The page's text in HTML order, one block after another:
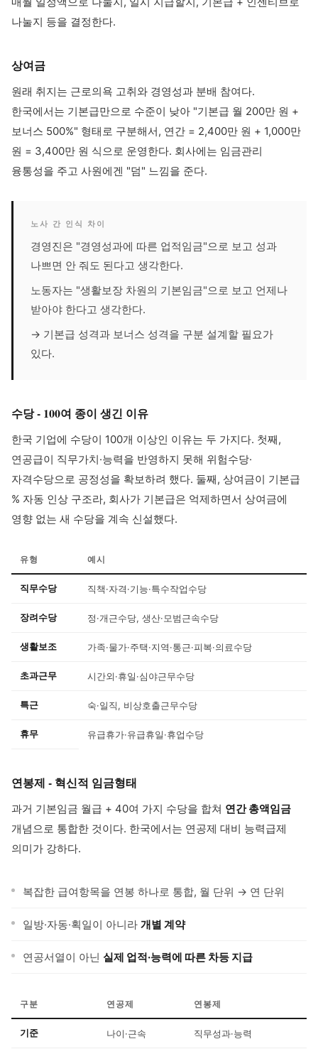
나눌지 등을 결정한다.
상여금
원래 취지는 근로의욕 고취와 경영성과 분배 참여다.
한국에서는 기본급만으로 수준이 낮아 "기본급 월 200만 원 +
보너스 500%" 형태로 구분해서, 연간 = 2,400만 원 + 1,000만
원 = 3,400만 원 식으로 운영한다. 회사에는 임금관리
융통성을 주고 사원에겐 "덤" 느낌을 준다.
노사 간 인식 차이
경영진은 "경영성과에 따른 업적임금"으로 보고 성과
나쁘면 안 줘도 된다고 생각한다.
노동자는 "생활보장 차원의 기본임금"으로 보고 언제나
받아야 한다고 생각한다.
→ 기본급 성격과 보너스 성격을 구분 설계할 필요가
있다.
수당 - 100여 종이 생긴 이유
한국 기업에 수당이 100개 이상인 이유는 두 가지다. 첫째,
연공급이 직무가치·능력을 반영하지 못해 위험수당·
자격수당으로 공정성을 확보하려 했다. 둘째, 상여금이 기본급
% 자동 인상 구조라, 회사가 기본급은 억제하면서 상여금에
영향 없는 새 수당을 계속 신설했다.
유형 예시
직무수당 직책·자격·기능·특수작업수당
장려수당 정·개근수당, 생산·모범근속수당
생활보조 가족·물가·주택·지역·통근·피복·의료수당
초과근무 시간외·휴일·심야근무수당
특근 숙·일직, 비상호출근무수당
휴무 유급휴가·유급휴일·휴업수당
연봉제 - 혁신적 임금형태
과거 기본임금 월급 + 40여 가지 수당을 합쳐 연간 총액임금
개념으로 통합한 것이다. 한국에서는 연공제 대비 능력급제
의미가 강하다.
복잡한 급여항목을 연봉 하나로 통합, 월 단위 → 연 단위
일방·자동·획일이 아니라 개별 계약
연공서열이 아닌 실제 업적·능력에 따른 차등 지급
구분 연공제 연봉제
기준 나이·근속 직무성과·능력